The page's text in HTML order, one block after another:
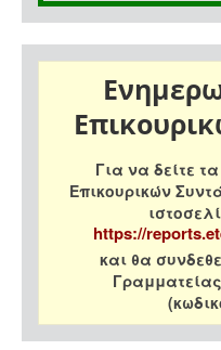
Για να δείτε
Επικουρικών
https://
και θα